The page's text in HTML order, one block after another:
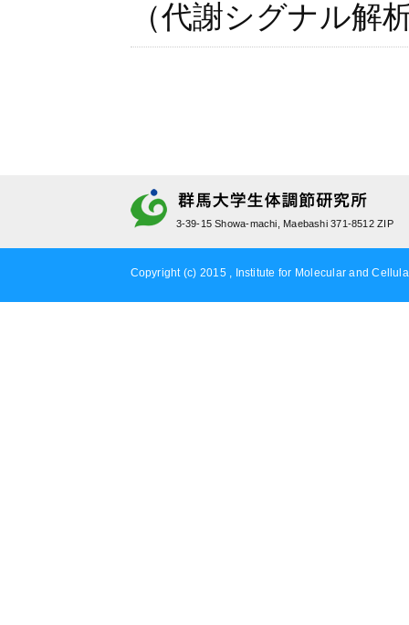
（代謝シグナル解
3-39-15 Showa-machi, Maebashi 371-8512 ZIP
Copyright (c) 2015 , Institute for Molecular and